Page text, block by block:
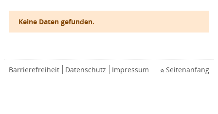
Keine Daten gefunden.
Barrierefreiheit Datenschutz Impressum Seitenanfang